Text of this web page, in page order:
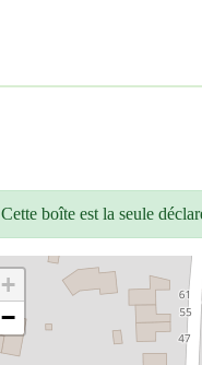
Cette boîte est la seule
+
−